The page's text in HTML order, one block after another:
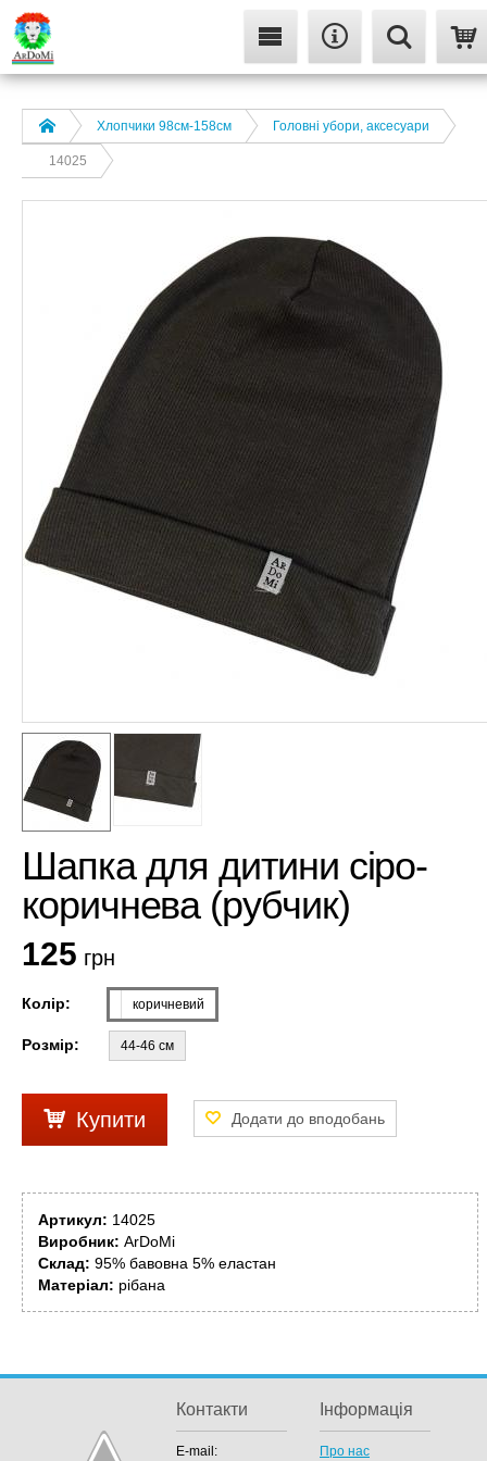
Хлопчики 98см-158см Головні убори, аксесуари
14025
Шапка для дитини сіро-
коричнева (рубчик)
125 грн
Колір: коричневий
Розмір: 44-46 см
Купити
Артикул: 14025
Виробник: ArDoMi
Склад: 95% бавовна 5% еластан
Матеріал: рібана
Контакти
E-mail:
Інформація
Про нас